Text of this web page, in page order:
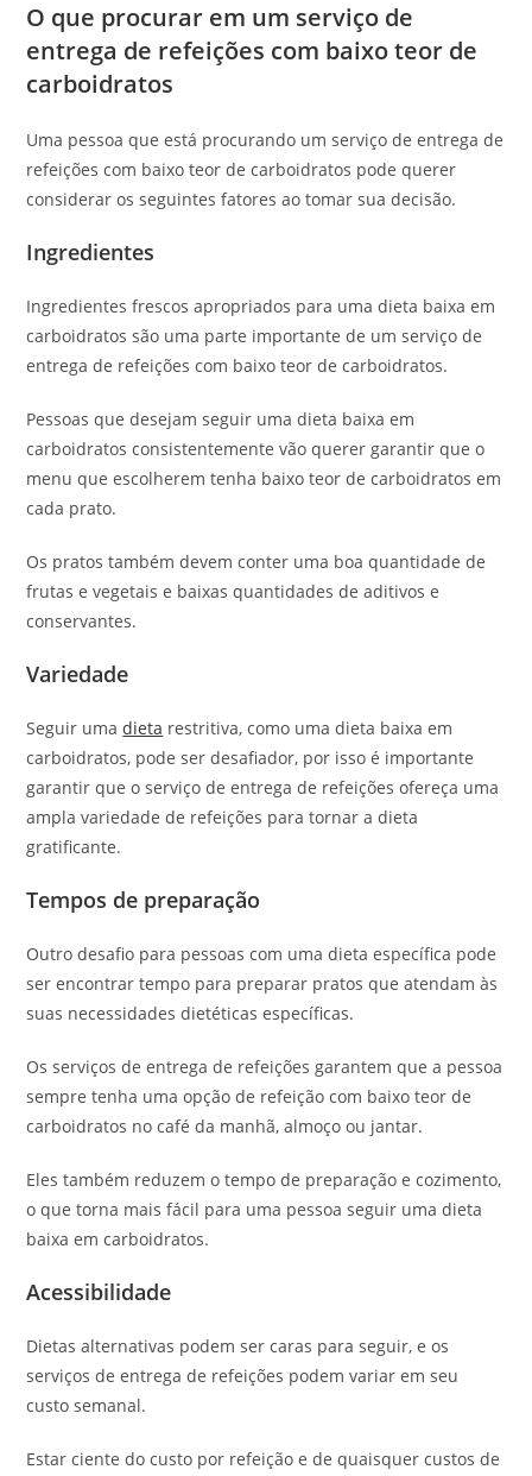
O que procurar em um serviço de
entrega de refeições com baixo teor de
carboidratos
Uma pessoa que está procurando um serviço de entrega de
refeições com baixo teor de carboidratos pode querer
considerar os seguintes fatores ao tomar sua decisão.
Ingredientes
Ingredientes frescos apropriados para uma dieta baixa em
carboidratos são uma parte importante de um serviço de
entrega de refeições com baixo teor de carboidratos.
Pessoas que desejam seguir uma dieta baixa em
carboidratos consistentemente vão querer garantir que o
menu que escolherem tenha baixo teor de carboidratos em
cada prato.
Os pratos também devem conter uma boa quantidade de
frutas e vegetais e baixas quantidades de aditivos e
conservantes.
Variedade
Seguir umadieta restritiva, como uma dieta baixa em
carboidratos, pode ser desafiador, por isso é importante
garantir que o serviço de entrega de refeições ofereça uma
ampla variedade de refeições para tornar a dieta
gratificante.
Tempos de preparação
Outro desafio para pessoas com uma dieta específica pode
ser encontrar tempo para preparar pratos que atendam às
suas necessidades dietéticas específicas.
Os serviços de entrega de refeições garantem que a pessoa
sempre tenha uma opção de refeição com baixo teor de
carboidratos no café da manhã, almoço ou jantar.
Eles também reduzem o tempo de preparação e cozimento,
o que torna mais fácil para uma pessoa seguir uma dieta
baixa em carboidratos.
Acessibilidade
Dietas alternativas podem ser caras para seguir, e os
serviços de entrega de refeições podem variar em seu
custo semanal.
Estar ciente do custo por refeição e de quaisquer custos de